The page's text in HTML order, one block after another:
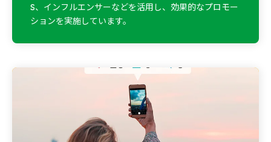
S、インフルエンサーなどを活用し、効果的なプロモー
ションを実施しています。